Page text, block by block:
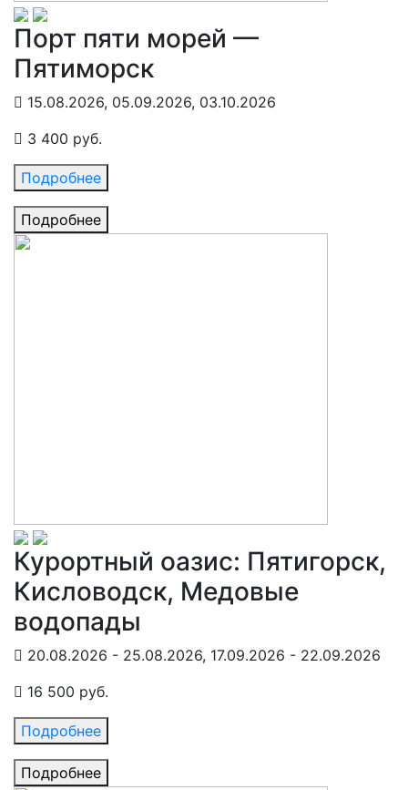
Порт пяти морей —
Пятиморск
15.08.2026, 05.09.2026, 03.10.2026
3 400 руб.
Подробнее
Подробнее
Курортный оазис: Пятигорск,
Кисловодск, Медовые
водопады
20.08.2026 - 25.08.2026, 17.09.2026 - 22.09.2026
16 500 руб.
Подробнее
Подробнее